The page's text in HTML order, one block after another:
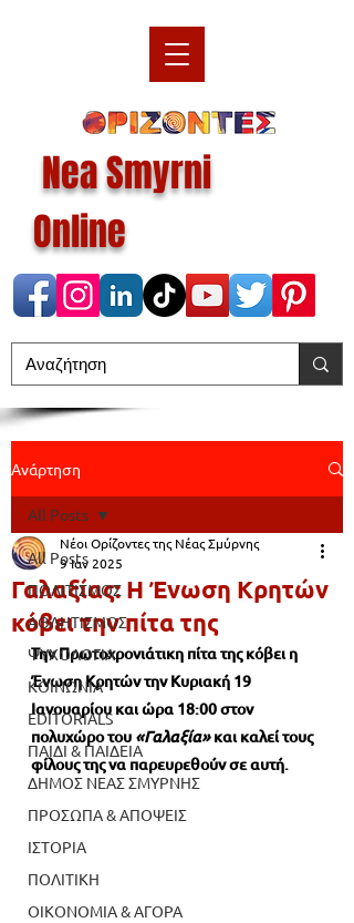
Nea Smyrni
Online
Ανάρτηση
All Posts
ΠΟΛΙΤΙΣΜΟΣ
ΑΘΛΗΤΙΣΜΟΣ
ΨΥΧΟΛΟΓΙΑ
ΚΟΙΝΩΝΙΑ
EDITORIALS
ΠΑΙΔΙ & ΠΑΙΔΕΙΑ
ΔΗΜΟΣ ΝΕΑΣ ΣΜΥΡΝΗΣ
ΠΡΟΣΩΠΑ & ΑΠΟΨΕΙΣ
ΙΣΤΟΡΙΑ
ΠΟΛΙΤΙΚΗ
ΟΙΚΟΝΟΜΙΑ & ΑΓΟΡΑ
All Posts
Γαλαξίας: Η Ένωση Κρητών
κόβει την πίτα της
Νέοι Ορίζοντες της Νέας Σμύρνης
9 Ιαν 2025
Την Πρωτοχρονιάτικη πίτα της κόβει η
Ένωση Κρητών την Κυριακή 19
Ιανουαρίου και ώρα 18:00 στον
πολυχώρο του «Γαλαξία» και καλεί τους
φίλους της να παρευρεθούν σε αυτή.